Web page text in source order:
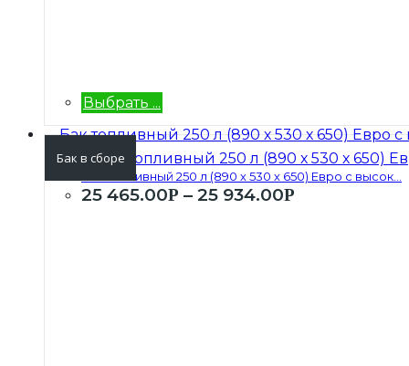
Выбрать ...
Бак в сборе
Бак топливный 250 л (890 х 530 х 650) Евро с высок...
25 465.00Р – 25 934.00Р